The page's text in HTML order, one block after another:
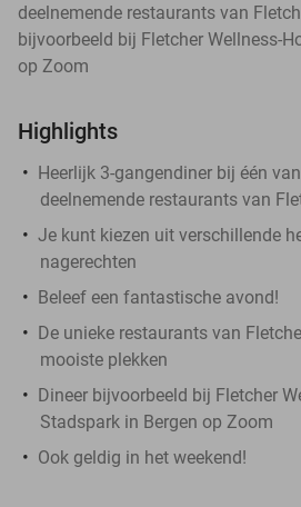
deelnemende restaurants van
bijvoorbeeld bij Fletcher Wellness-
op Zoom
Highlights
Heerlijk 3-gangendiner bij één
deelnemende restaurants van
Je kunt kiezen uit verschillende
nagerechten
Beleef een fantastische avond!
De unieke restaurants van
mooiste plekken
Dineer bijvoorbeeld bij Fletcher
Stadspark in Bergen op Zoom
Ook geldig in het weekend!